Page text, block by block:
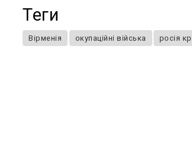
Теги
Вірменія окупаційні війська росія